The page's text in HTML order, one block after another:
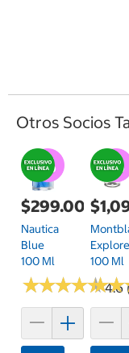
Otros Socios
$299.00
Nautica
Blue
100 Ml
★★★★★
★★★★★4.6
100 Ml
★★
★★